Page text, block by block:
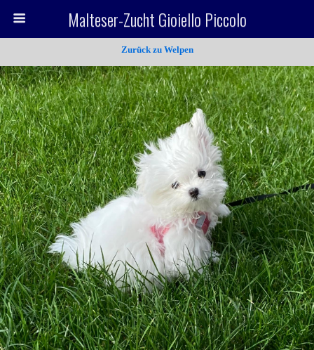
Malteser-Zucht Gioiello Piccolo
Zurück zu Welpen